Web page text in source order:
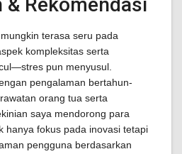
terasa seru pada
kompleksitas serta
pun menyusul.
pengalaman bertahun-
orang tua serta
saya mendorong para
hanya fokus pada inovasi tetapi
pengguna berdasarkan